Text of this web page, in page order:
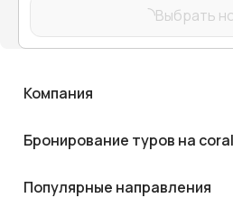
Выбрать
Компания
Бронирование туров на
Популярные направления